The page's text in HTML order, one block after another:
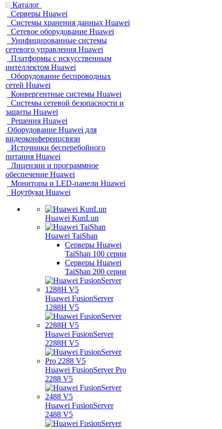
Каталог
Серверы Huawei
Системы хранения данных Huawei
Сетевое оборудование Huawei
Унифицированные системы
сетевого управления Huawei
Платформы с искусственным
интеллектом Huawei
Оборудование беспроводных
сетей Huawei
Конвергентные системы Huawei
Системы сетевой безопасности и
защиты Huawei
Решения Huawei
Оборудование Huawei для
видеоконференцсвязи
Источники бесперебойного
питания Huawei
Лицензии и программное
обеспечение Huawei
Мониторы и LED-панели Huawei
Ноутбуки Huawei
Huawei KunLun
Huawei TaiShan
Серверы Huawei
TaiShan 100 серии
Серверы Huawei
TaiShan 200 серии
Huawei FusionServer
1288H V5
Huawei FusionServer
2288H V5
Huawei FusionServer Pro
2288 V5
Huawei FusionServer
2488 V5